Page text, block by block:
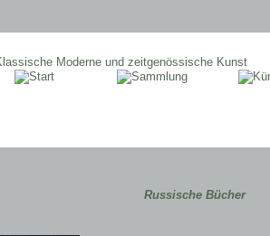
Russische Bücher